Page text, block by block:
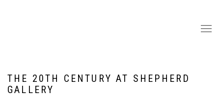
THE 20TH CENTURY AT SHEPHERD
GALLERY